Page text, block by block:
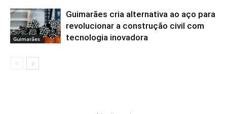
Guimarães
Guimarães cria alternativa ao aço para
revolucionar a construção civil com
tecnologia inovadora